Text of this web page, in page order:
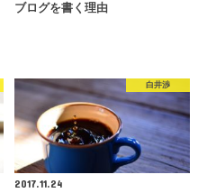
ブログを書く理由
白井渉
2017.11.24